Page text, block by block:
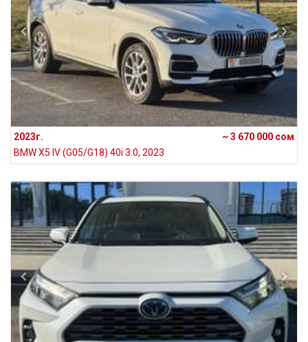
2023г.
~ 3 670 000 сом
BMW X5 IV (G05/G18) 40i 3.0, 2023